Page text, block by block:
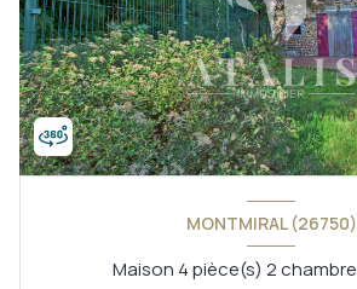
MONTMIRAL (26750)